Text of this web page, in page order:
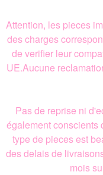
Attention, les pieces
des charges
de verifier leur
UE.Aucune
Pas de reprise ni
également conscients
type de pieces est
des delais de
mois